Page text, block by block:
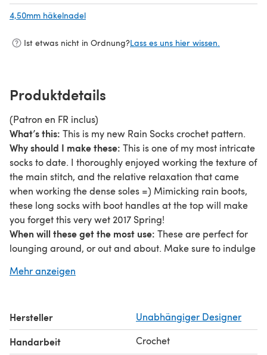
4,50mm häkelnadel
Ist etwas nicht in Ordnung?Lass es uns hier wissen.
Produktdetails
(Patron en FR inclus)
What’s this: This is my new Rain Socks crochet pattern.
Why should I make these: This is one of my most intricate
socks to date. I thoroughly enjoyed working the texture of
the main stitch, and the relative relaxation that came
when working the dense soles =) Mimicking rain boots,
these long socks with boot handles at the top will make
you forget this very wet 2017 Spring!
When will these get the most use: These are perfect for
lounging around, or out and about. Make sure to indulge
Who are they for:
Where do I start:
This pattern is rated Advanced - you’ll
need to be comfortable with intricate stitches. You will
need between 100 and 200g of Fingering or Light DK
Mehr anzeigen
Hersteller Unabhängiger Designer
Handarbeit Crochet